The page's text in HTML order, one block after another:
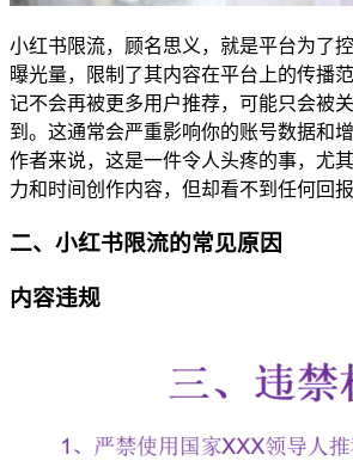
小红书限流，顾名思义，就是平台为了
曝光量，限制了其内容在平台上的传播
记不会再被更多用户推荐，可能只会被
到。这通常会严重影响你的账号数据和
作者来说，这是一件令人头疼的事，尤
力和时间创作内容，但却看不到任何回报
二、小红书限流的常见原因
内容违规